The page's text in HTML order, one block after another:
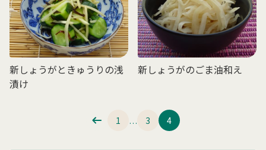
新しょうがときゅうりの浅
漬け
新しょうがのごま油和え
1 … 3 4